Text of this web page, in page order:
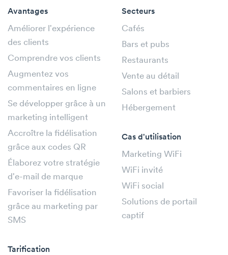
Avantages
Améliorer l'expérience
des clients
Comprendre vos clients
Augmentez vos
commentaires en ligne
Se développer grâce à un
marketing intelligent
Accroître la fidélisation
grâce aux codes QR
Élaborez votre stratégie
d'e-mail de marque
Favoriser la fidélisation
grâce au marketing par
SMS
Tarification
Secteurs
Cafés
Bars et pubs
Restaurants
Vente au détail
Salons et barbiers
Hébergement
Cas d'utilisation
Marketing WiFi
WiFi invité
WiFi social
Solutions de portail
captif